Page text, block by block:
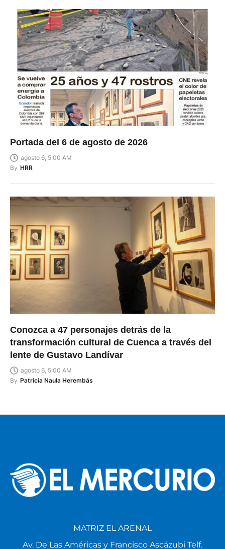
Portada del 6 de agosto de 2026
agosto 6, 5:00 AM
By HRR
Conozca a 47 personajes detrás de la
transformación cultural de Cuenca a través del
lente de Gustavo Landívar
agosto 6, 5:00 AM
By Patricia Naula Herembás
MATRIZ EL ARENAL
Av. De Las Américas y Francisco Ascázubi Telf.